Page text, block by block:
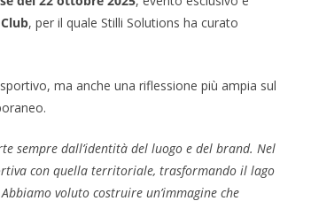
, per il quale Stilli Solutions ha curato
ma anche una riflessione più ampia sul
sempre dall’identità del luogo e del brand. Nel
con quella territoriale, trasformando il lago
voluto costruire un’immagine che